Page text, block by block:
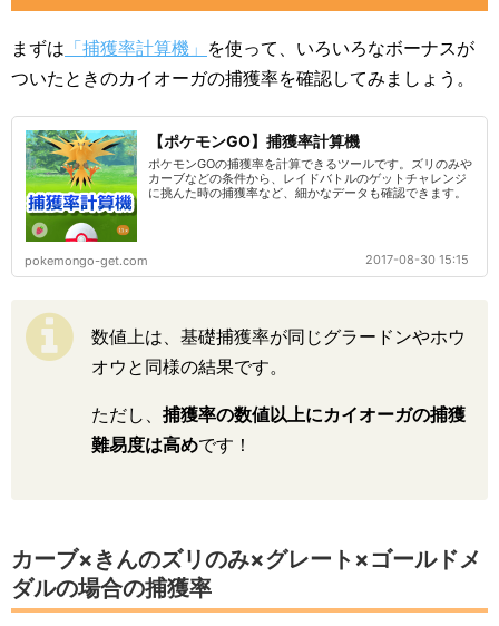
まずは 「捕獲率計算機」 を使って、いろいろなボーナスが
ついたときのカイオーガの捕獲率を確認してみましょう。
【ポケモンGO】捕獲率計算機
ポケモンGOの捕獲率を計算できるツールです。ズリのみや
カーブなどの条件から、レイドバトルのゲットチャレンジ
に挑んた時の捕獲率など、細かなデータも確認できます。
pokemongo-get.com 2017-08-30 15:15
数値上は、基礎捕獲率が同じグラードンやホウ
オウと同様の結果です。
ただし、 捕獲率の数値以上にカイオーガの捕獲
難易度は高めです！
カーブ×きんのズリのみ×グレート×ゴールドメ
ダルの場合の捕獲率